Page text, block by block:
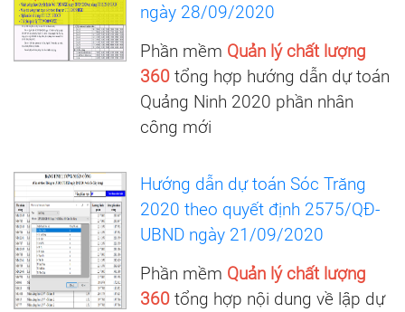
ngày 28/09/2020
Phần mềm Quản lý chất lượng
360 tổng hợp hướng dẫn dự toán
Quảng Ninh 2020 phần nhân
công mới
Hướng dẫn dự toán Sóc Trăng
2020 theo quyết định 2575/QĐ-
UBND ngày 21/09/2020
Phần mềm Quản lý chất lượng
360 tổng hợp nội dung về lập dự